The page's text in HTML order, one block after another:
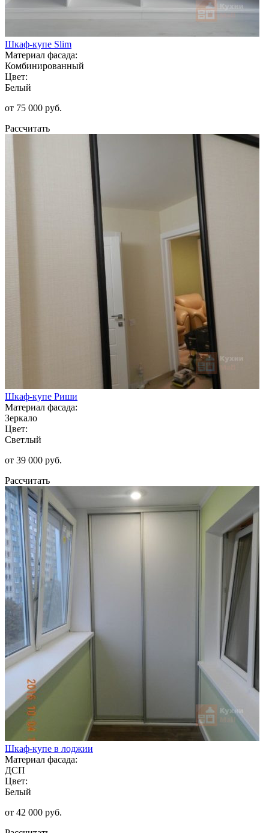
Шкаф-купе Slim
Материал фасада:
Комбинированный
Цвет:
Белый
от 75 000 руб.
Рассчитать
Шкаф-купе Риши
Материал фасада:
Зеркало
Цвет:
Светлый
от 39 000 руб.
Рассчитать
Шкаф-купе в лоджии
Материал фасада:
ДСП
Цвет:
Белый
от 42 000 руб.